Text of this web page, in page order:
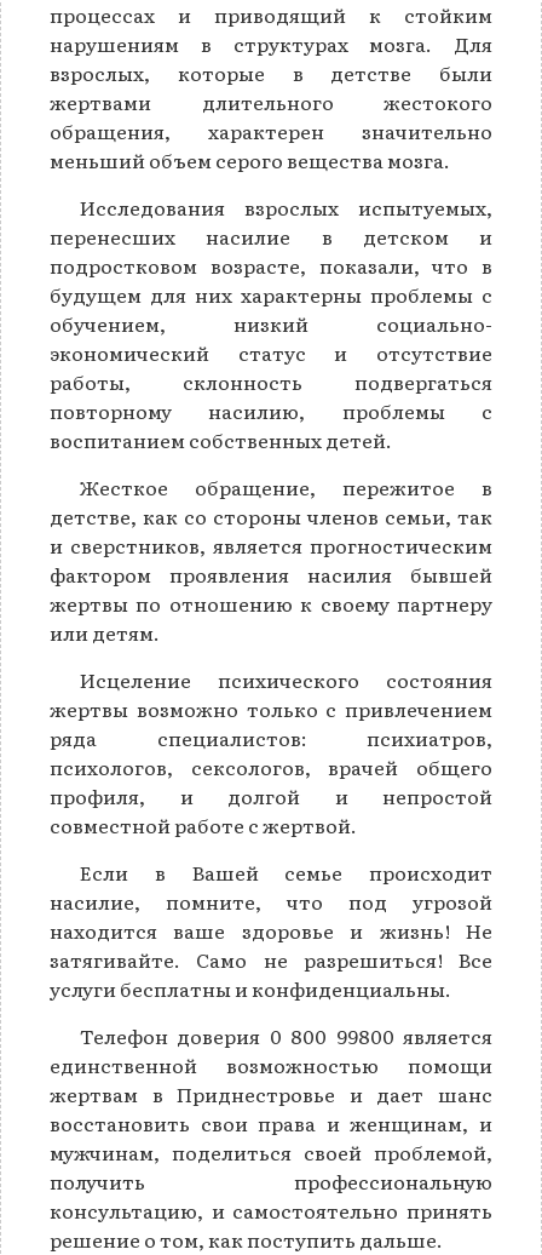
процессах и приводящий к стойким
нарушениям в структурах мозга. Для
взрослых, которые в детстве были
жертвами длительного жестокого
обращения, характерен значительно
меньший объем серого вещества мозга.
Исследования взрослых испытуемых,
перенесших насилие в детском и
подростковом возрасте, показали, что в
будущем для них характерны проблемы с
обучением, низкий социально-
экономический статус и отсутствие
работы, склонность подвергаться
повторному насилию, проблемы с
воспитанием собственных детей.
Жесткое обращение, пережитое в
детстве, как со стороны членов семьи, так
и сверстников, является прогностическим
фактором проявления насилия бывшей
жертвы по отношению к своему партнеру
или детям.
Исцеление психического состояния
жертвы возможно только с привлечением
ряда специалистов: психиатров,
психологов, сексологов, врачей общего
профиля, и долгой и непростой
совместной работе с жертвой.
Если в Вашей семье происходит
насилие, помните, что под угрозой
находится ваше здоровье и жизнь! Не
затягивайте. Само не разрешиться! Все
услуги бесплатны и конфиденциальны.
Телефон доверия 0 800 99800 является
единственной возможностью помощи
жертвам в Приднестровье и дает шанс
восстановить свои права и женщинам, и
мужчинам, поделиться своей проблемой,
получить профессиональную
консультацию, и самостоятельно принять
решение о том, как поступить дальше.